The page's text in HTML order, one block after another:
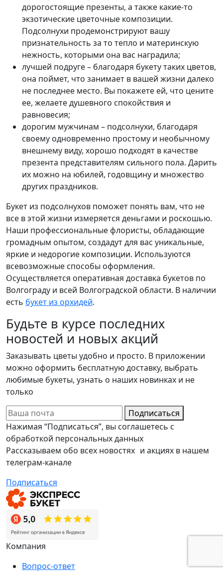
дорогостоящие презенты, а также какие-то
экзотические цветочные композиции.
Подсолнухи продемонстрируют вашу
признательность за то тепло и материнскую
нежность, которыми она вас наградила;
лучшей подруге – благодаря букету таких цветов,
она поймет, что занимает в вашей жизни далеко
не последнее место. Вы покажете ей, что цените
ее, желаете душевного спокойствия и
равновесия;
дорогим мужчинам – подсолнухи, благодаря
своему одновременно простому и необычному
внешнему виду, хорошо подходят в качестве
презента представителям сильного пола. Дарить
их можно на юбилей, годовщину и множество
других праздников.
Букет из подсолнухов поможет понять вам, что не
все в этой жизни измеряется деньгами и роскошью.
Наши профессиональные флористы, обладающие
громадным опытом, создадут для вас уникальные,
яркие и недорогие композиции. Используются
всевозможные способы оформления.
Осуществляется оперативная доставка букетов по
Волгограду и всей Волгоградской области. В наличии
есть букет из орхидей.
Будьте в курсе последних
новостей и новых акций
Заказывать цветы удобно и просто. В приложении
можно оформить бесплатную доставку, выбрать
любимые букеты, узнать о наших новинках и не
только
Подписаться
Нажимая “Подписаться”, вы соглашетесь с
обработкой персональных данных
Рассказываем обо всех новостях и акциях в нашем
телеграм-канале
Подписаться
Компания
Вопрос-ответ